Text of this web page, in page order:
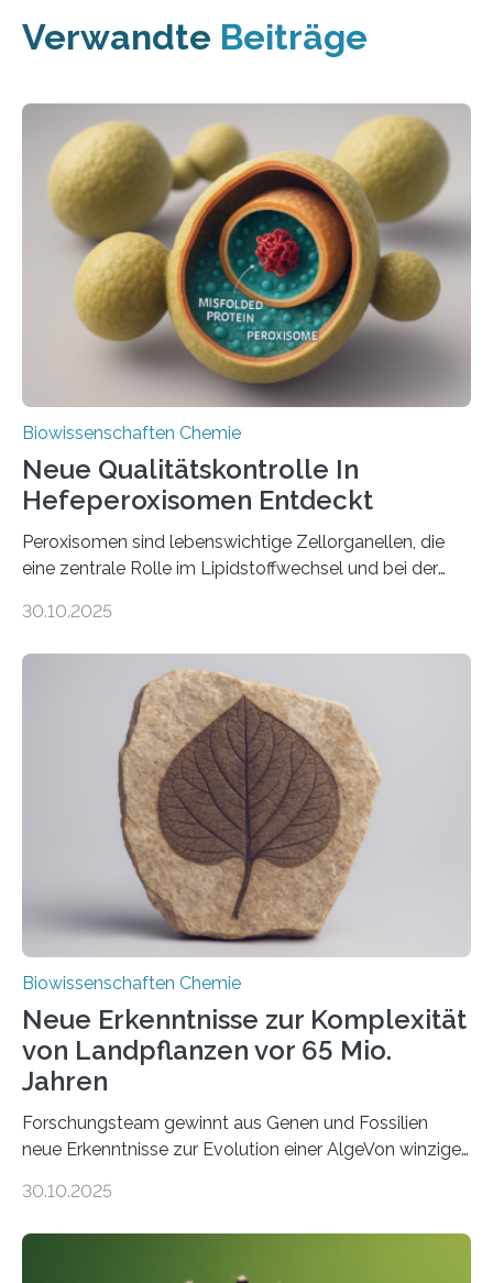
Verwandte Beiträge
Biowissenschaften Chemie
Neue Qualitätskontrolle In
Hefeperoxisomen Entdeckt
Peroxisomen sind lebenswichtige Zellorganellen, die
eine zentrale Rolle im Lipidstoffwechsel und bei der
erfüllen können, müssen zahlreiche Enzyme präzise in
der Ruhr-Universität Bochum um Prof. Dr. Ralf Erdmann
und Dr. Ismaila Francis Yusuf hat nun einen bislang
unbekannten Qualitätskontrollmechanismus des
peroxisomalen Proteintransports in der Bäckerhefe
Saccharomyces cerevisiae entdeckt, der für die
Funktionsfähigkeit der Organellen entscheidend ist. Die
Studie wurde am 28. Oktober 2025 in der
Fachzeitschrift…
30.10.2025
Biowissenschaften Chemie
Neue Erkenntnisse zur Komplexität
von Landpflanzen vor 65 Mio.
Jahren
Forschungsteam gewinnt aus Genen und Fossilien
neue Erkenntnisse zur Evolution einer AlgeVon winzigen
Landpflanzen zählen zu den komplexesten
30.10.2025